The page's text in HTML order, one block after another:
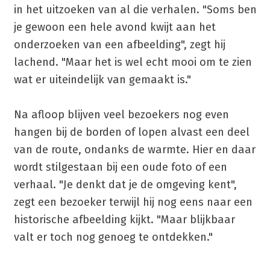
in het uitzoeken van al die verhalen. "Soms ben
je gewoon een hele avond kwijt aan het
onderzoeken van een afbeelding", zegt hij
lachend. "Maar het is wel echt mooi om te zien
wat er uiteindelijk van gemaakt is."
Na afloop blijven veel bezoekers nog even
hangen bij de borden of lopen alvast een deel
van de route, ondanks de warmte. Hier en daar
wordt stilgestaan bij een oude foto of een
verhaal. "Je denkt dat je de omgeving kent",
zegt een bezoeker terwijl hij nog eens naar een
historische afbeelding kijkt. "Maar blijkbaar
valt er toch nog genoeg te ontdekken."